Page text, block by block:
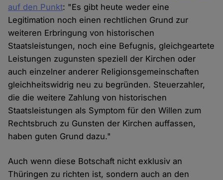
auf den Punkt: "Es gibt heute weder eine
Legitimation noch einen rechtlichen Grund zur
weiteren Erbringung von historischen
Staatsleistungen, noch eine Befugnis, gleichgeartete
Leistungen zugunsten speziell der Kirchen oder
auch einzelner anderer Religionsgemeinschaften
gleichheitswidrig neu zu begründen. Steuerzahler,
die die weitere Zahlung von historischen
Staatsleistungen als Symptom für den Willen zum
Rechtsbruch zu Gunsten der Kirchen auffassen,
haben guten Grund dazu."
Auch wenn diese Botschaft nicht exklusiv an
Thüringen zu richten ist, sondern auch an den